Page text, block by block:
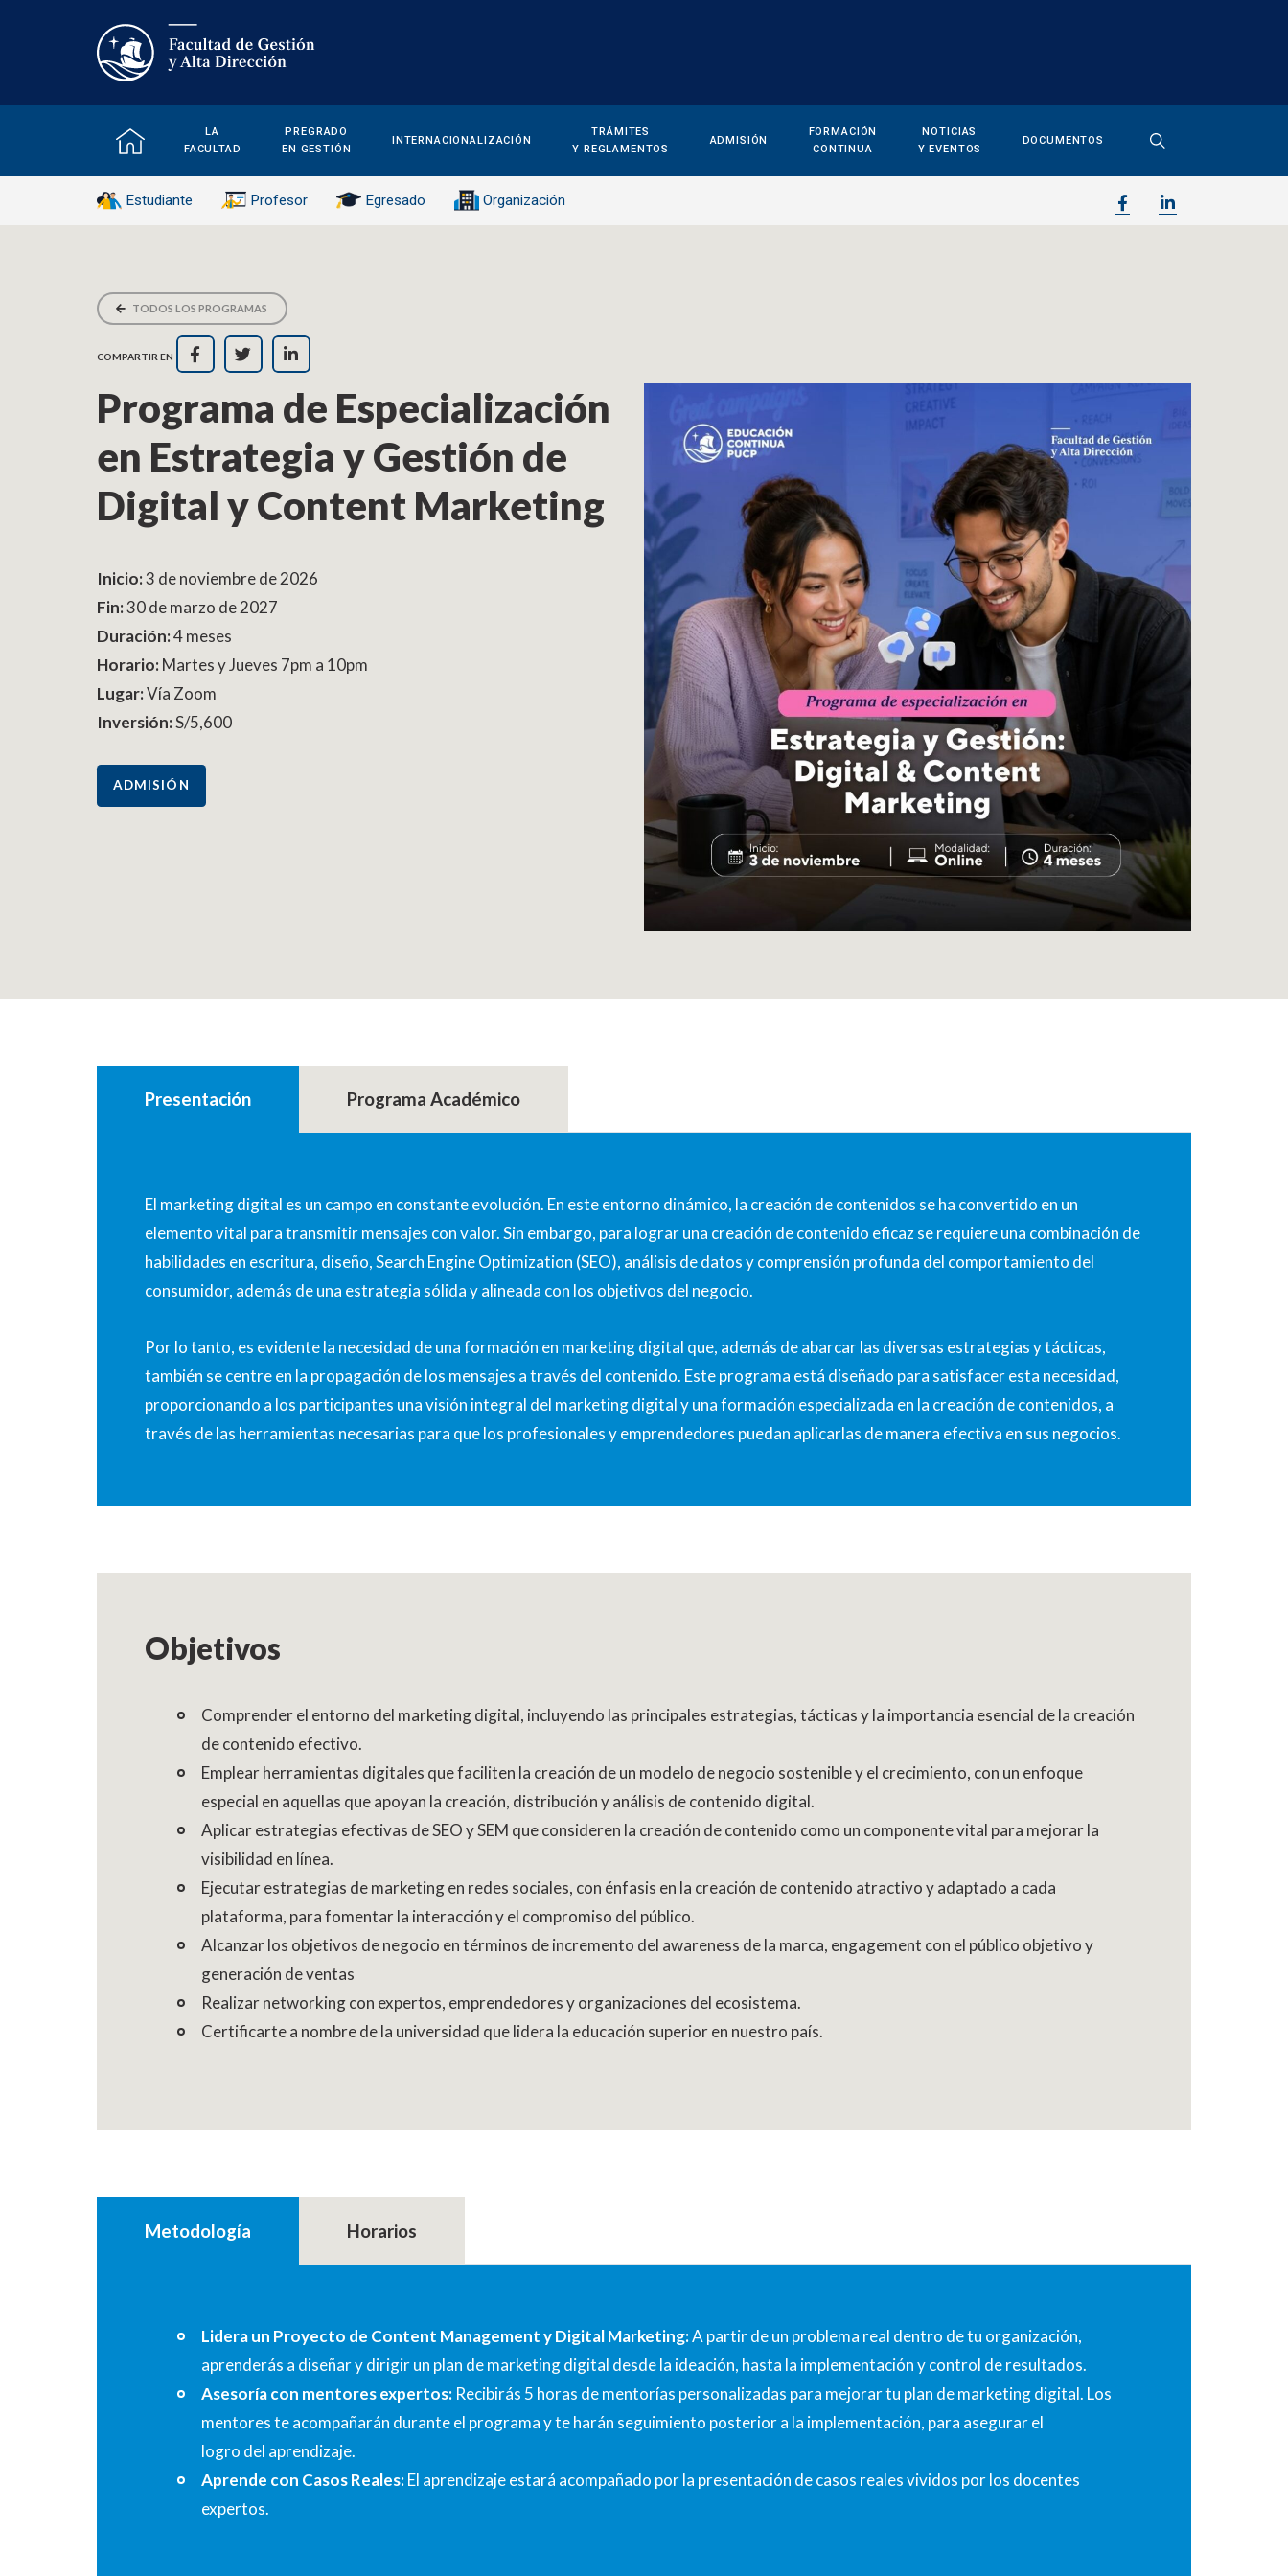
LA
FACULTAD
PREGRADO
EN GESTIÓN
INTERNACIONALIZACIÓN
TRÁMITES
Y REGLAMENTOS
ADMISIÓN
FORMACIÓN
CONTINUA
NOTICIAS
Y EVENTOS
DOCUMENTOS
Estudiante Profesor Egresado Organización
TODOS LOS PROGRAMAS
COMPARTIR EN
Programa de Especialización
en Estrategia y Gestión de
Digital y Content Marketing
Inicio:3 de noviembre de 2026
Fin:30 de marzo de 2027
Duración:4 meses
Horario: Martes y Jueves 7pm a 10pm
Lugar:Vía Zoom
Inversión:S/5,600
ADMISIÓN
Presentación Programa Académico
El marketing digital es un campo en constante evolución. En este entorno dinámico, la creación de contenidos se ha convertido en un
elemento vital para transmitir mensajes con valor. Sin embargo, para lograr una creación de contenido eficaz se requiere una combinación de
habilidades en escritura, diseño, Search Engine Optimization (SEO), análisis de datos y comprensión profunda del comportamiento del
consumidor, además de una estrategia sólida y alineada con los objetivos del negocio.
Por lo tanto, es evidente la necesidad de una formación en marketing digital que, además de abarcar las diversas estrategias y tácticas,
también se centre en la propagación de los mensajes a través del contenido. Este programa está diseñado para satisfacer esta necesidad,
proporcionando a los participantes una visión integral del marketing digital y una formación especializada en la creación de contenidos, a
través de las herramientas necesarias para que los profesionales y emprendedores puedan aplicarlas de manera efectiva en sus negocios.
Objetivos
Comprender el entorno del marketing digital, incluyendo las principales estrategias, tácticas y la importancia esencial de la creación
de contenido efectivo.
Emplear herramientas digitales que faciliten la creación de un modelo de negocio sostenible y el crecimiento, con un enfoque
especial en aquellas que apoyan la creación, distribución y análisis de contenido digital.
Aplicar estrategias efectivas de SEO y SEM que consideren la creación de contenido como un componente vital para mejorar la
visibilidad en línea.
Ejecutar estrategias de marketing en redes sociales, con énfasis en la creación de contenido atractivo y adaptado a cada
plataforma, para fomentar la interacción y el compromiso del público.
Alcanzar los objetivos de negocio en términos de incremento del awareness de la marca, engagement con el público objetivo y
generación de ventas
Realizar networking con expertos, emprendedores y organizaciones del ecosistema.
Certificarte a nombre de la universidad que lidera la educación superior en nuestro país.
Metodología Horarios
Lidera un Proyecto de Content Management y Digital Marketing:A partir de un problema real dentro de tu organización,
aprenderás a diseñar y dirigir un plan de marketing digital desde la ideación, hasta la implementación y control de resultados.
Asesoría con mentores expertos: Recibirás 5 horas de mentorías personalizadas para mejorar tu plan de marketing digital. Los
mentores te acompañarán durante el programa y te harán seguimiento posterior a la implementación, para asegurar el
logro del aprendizaje.
Aprende con Casos Reales:El aprendizaje estará acompañado por la presentación de casos reales vividos por los docentes
expertos.